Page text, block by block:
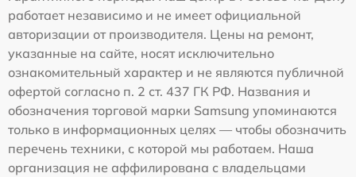
работает независимо и не имеет официальной
авторизации от производителя. Цены на ремонт,
указанные на сайте, носят исключительно
ознакомительный характер и не являются публичной
офертой согласно п. 2 ст. 437 ГК РФ. Названия и
обозначения торговой марки Samsung упоминаются
только в информационных целях — чтобы обозначить
перечень техники, с которой мы работаем. Наша
организация не аффилирована с владельцами